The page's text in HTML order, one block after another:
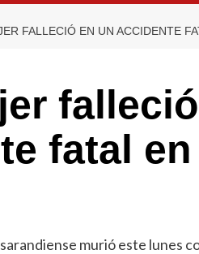
FALLECIÓ EN UN ACCIDENTE
fatal
murió este lunes